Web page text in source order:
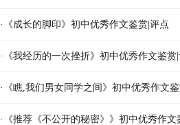
·《成长的脚印》初中优秀作文鉴赏|评点
·《我经历的一次挫折》初中优秀作文鉴赏
·《瞧,我们男女同学之间》初中优秀作文
·《推荐《不公开的秘密》》初中优秀作文